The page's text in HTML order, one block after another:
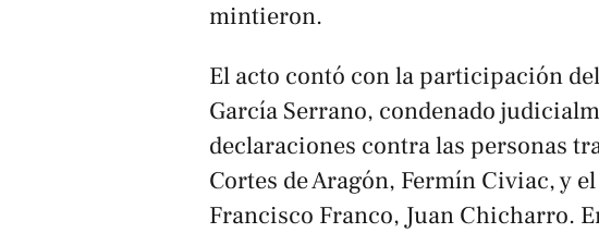
mintieron.
El acto contó con la participación
García Serrano, condenado
declaraciones contra las personas
Cortes de Aragón, Fermín Civiac, y
Francisco Franco, Juan Chicharro.